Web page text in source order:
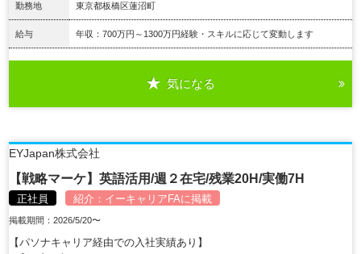
勤務地 東京都板橋区蓮沼町
給与 年収：700万円～1300万円経験・スキルに応じて変動します
気になる
EYJapan株式会社
【戦略マーケ】英語活用/週２在宅/残業20H/実働7H
正社員 紹介： イーキャリアFAに掲載
掲載期間：2026/5/20〜
【パソナキャリア経由での入社実績あり】